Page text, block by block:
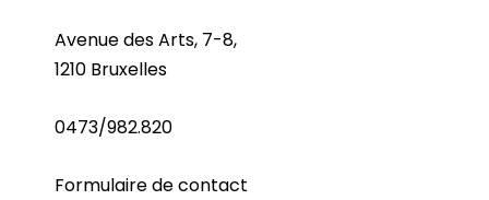
Avenue des Arts, 7-8,
1210 Bruxelles
0473/982.820
Formulaire de contact